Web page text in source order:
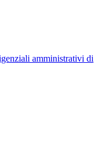
amministrativi di